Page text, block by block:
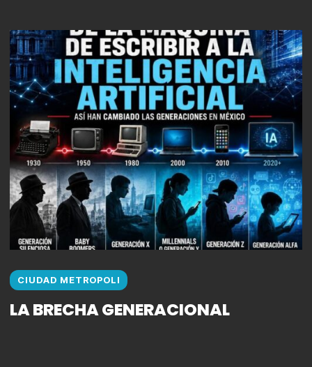
CIUDAD METROPOLI
LA BRECHA GENERACIONAL